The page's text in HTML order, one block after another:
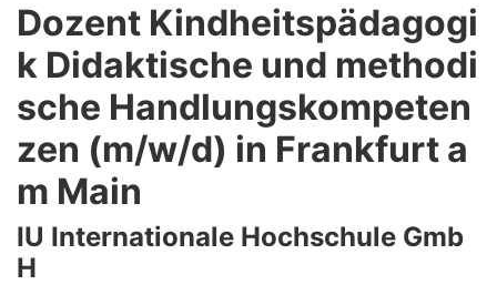
Dozent Kindheitspädagogi
k Didaktische und methodi
sche Handlungskompeten
zen (m/w/d) in Frankfurt a
m Main
IU Internationale Hochschule Gmb
H